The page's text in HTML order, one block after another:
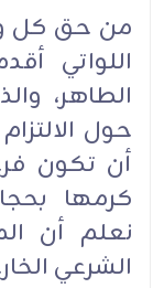
من حق كل
اللواتي
الطاهر،
حول
أن تكون
كرمها
نعلم أن
الشرعي